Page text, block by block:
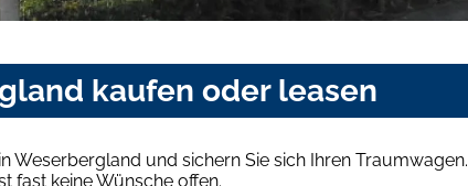
kaufen oder leasen
Weserbergland und sichern Sie sich Ihren Traumwagen.
fast keine Wünsche offen.